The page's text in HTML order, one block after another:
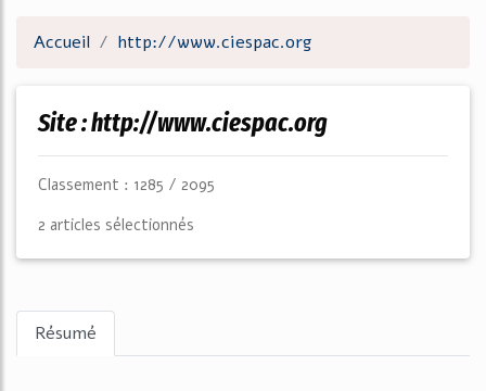
Accueil http://www.ciespac.org
Site : http://www.ciespac.org
Classement : 1285 / 2095
2 articles sélectionnés
Résumé